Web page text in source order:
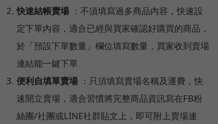
快速結帳賣場 ：不須填寫過多商品內容，快速設
定下單內容，適合已經與買家確認好購買的商品，
於「預設下單數量」欄位填寫數量，買家收到賣場
連結能一鍵下單
便利自填單賣場 ：只須填寫賣場名稱及運費，快
速開立賣場，適合習慣將完整商品資訊寫在FB粉
絲團/社團或LINE社群貼文上，即可附上賣場連